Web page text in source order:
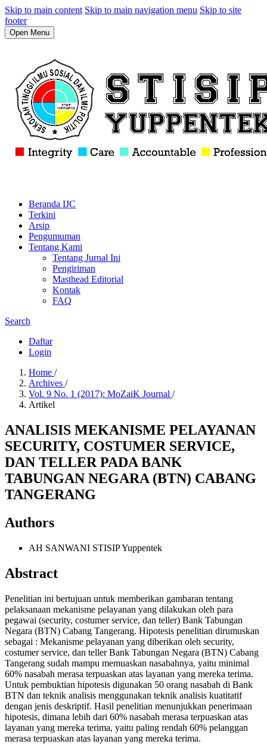
Skip to main content Skip to main navigation menu Skip to site
footer
Open Menu
Beranda IJC
Terkini
Arsip
Pengumuman
Tentang Kami
Tentang Jurnal Ini
Pengiriman
Masthead Editorial
Kontak
FAQ
Search
Daftar
Login
Home /
Archives /
Vol. 9 No. 1 (2017): MoZaiK Journal /
Artikel
ANALISIS MEKANISME PELAYANAN
SECURITY, COSTUMER SERVICE,
DAN TELLER PADA BANK
TABUNGAN NEGARA (BTN) CABANG
TANGERANG
Authors
AH SANWANI STISIP Yuppentek
Abstract
Penelitian ini bertujuan untuk memberikan gambaran tentang
pelaksanaan mekanisme pelayanan yang dilakukan oleh para
pegawai (security, costumer service, dan teller) Bank Tabungan
Negara (BTN) Cabang Tangerang. Hipotesis penelitian dirumuskan
sebagai : Mekanisme pelayanan yang diberikan oleh security,
costumer service, dan teller Bank Tabungan Negara (BTN) Cabang
Tangerang sudah mampu memuaskan nasabahnya, yaitu minimal
60% nasabah merasa terpuaskan atas layanan yang mereka terima.
Untuk pembuktian hipotesis digunakan 50 orang nasabah di Bank
BTN dan teknik analisis menggunakan teknik analisis kuatitatif
dengan jenis deskriptif. Hasil penelitian menunjukkan penerimaan
hipotesis, dimana lebih dari 60% nasabah merasa terpuaskan atas
layanan yang mereka terima, yaitu paling rendah 60% pelanggan
merasa terpuaskan atas layanan yang mereka terima.